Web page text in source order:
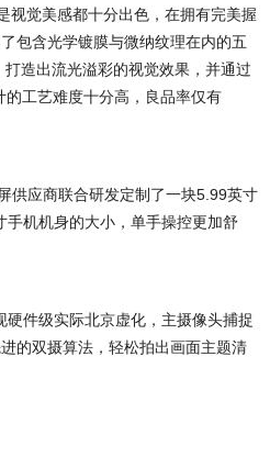
视觉美感都十分出色，在拥有完美握
包含光学镀膜与微纳纹理在内的五
造出流光溢彩的视觉效果，并通过
工艺难度十分高，良品率仅有
供应商联合研发定制了一块5.99英寸
机机身的大小，单手操控更加舒
件级实际北京虚化，主摄像头捕捉
的双摄算法，轻松拍出画面主题清